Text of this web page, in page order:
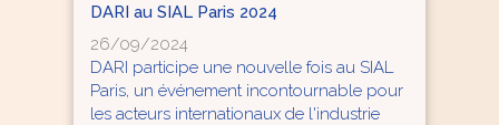
DARI au SIAL Paris 2024
26/09/2024
DARI participe une nouvelle fois au SIAL
Paris, un événement incontournable pour
les acteurs internationaux de l'industrie